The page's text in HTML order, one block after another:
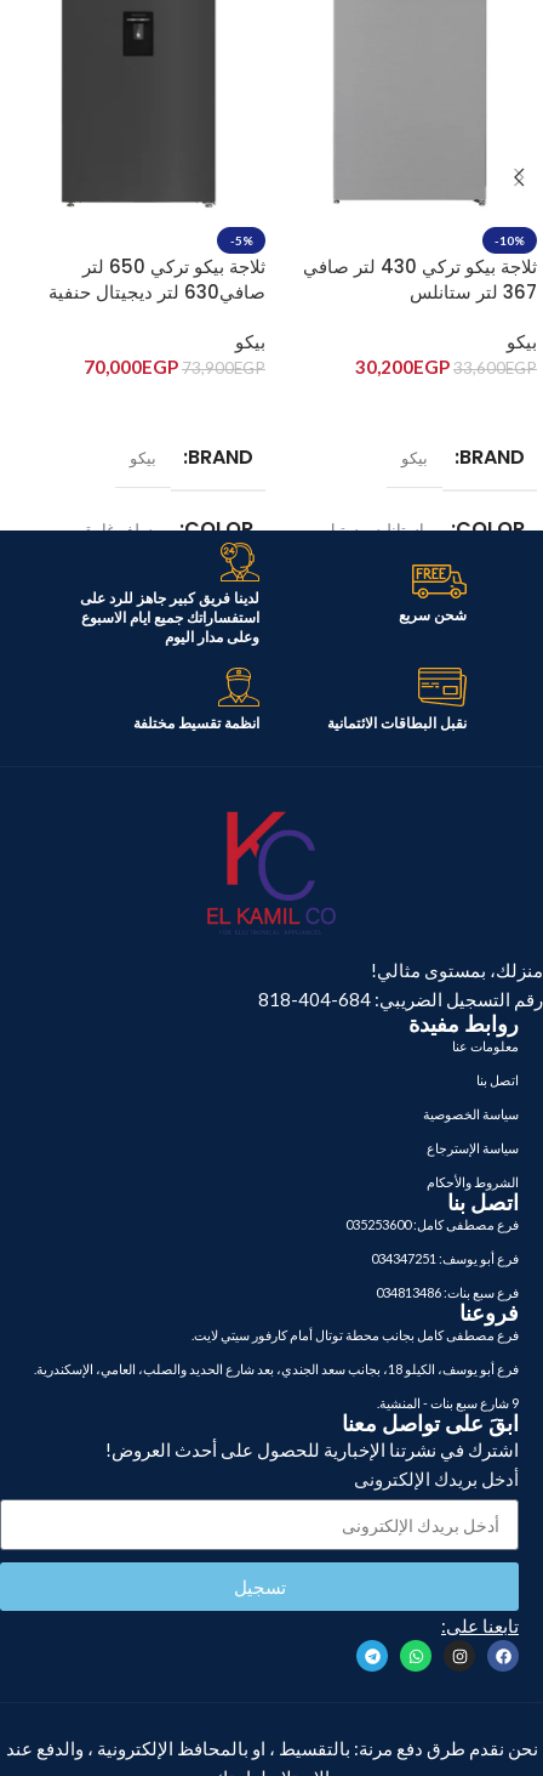
-10%
ثلاجة بيكو تركي 430 لتر صافي
367 لتر ستانلس
بيكو
33,600EGP
30,200EGP
BRAND بيكو
COLOR استانليس ستيل
الموديل RDNE430K02DX
367 لتر
-5%
ثلاجة بيكو تركي 650 لتر
صافي630 لتر ديجيتال حنفية
بيكو
73,900EGP
70,000EGP
BRAND بيكو
COLOR سلفر غامق
الموديل RDNE650E60ZXR
السعة
شحن سريع
لدينا فريق كبير جاهز للرد على
استفساراتك جميع ايام الاسبوع
وعلى مدار اليوم
نقبل البطاقات الائتمانية انظمة تقسيط مختلفة
منزلك، بمستوى مثالي!
رقم التسجيل الضريبي: 684-404-818
روابط مفيدة
معلومات عنا
اتصل بنا
سياسة الخصوصية
سياسة الإسترجاع
الشروط والأحكام
اتصل بنا
فرع مصطفى كامل: 035253600
فرع أبو يوسف: 034347251
فرع سبع بنات: 034813486
فروعنا
فرع مصطفى كامل بجانب محطة توتال أمام كارفور سيتي لايت.
فرع أبو يوسف، الكيلو 18، بجانب سعد الجندي، بعد شارع الحديد والصلب، العامي، الإسكندرية.
9 شارع سبع بنات - المنشية.
ابقَ على تواصل معنا
اشترك في نشرتنا الإخبارية للحصول على أحدث العروض!
أدخل بريدك الإلكترونى
تسجيل
تابعنا على:
نحن نقدم طرق دفع مرنة: بالتقسيط ، او بالمحافظ الإلكترونية ، والدفع عند